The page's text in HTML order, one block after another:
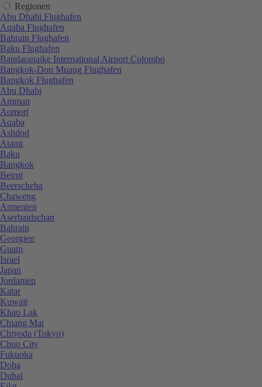
Regionen
Abu Dhabi Flughafen
Aqaba Flughafen
Bahrain Flughafen
Baku Flughafen
Bandaranaike International Airport Colombo
Bangkok-Don Muang Flughafen
Bangkok Flughafen
Abu Dhabi
Amman
Aomori
Aqaba
Ashdod
Atami
Baku
Bangkok
Beirut
Beerscheba
Chaweng
Armenien
Aserbaidschan
Bahrain
Georgien
Guam
Israel
Japan
Jordanien
Katar
Kuwait
Khao Lak
Chiang Mai
Chiyoda (Tokyo)
Chuo City
Fukuoka
Doha
Dubai